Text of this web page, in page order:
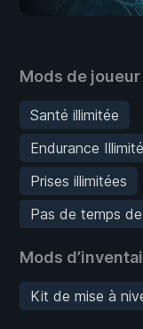
Mods de joueur
Santé illimitée
Endurance
Prises illimitées
Pas de temps
Mods
Kit de mise à